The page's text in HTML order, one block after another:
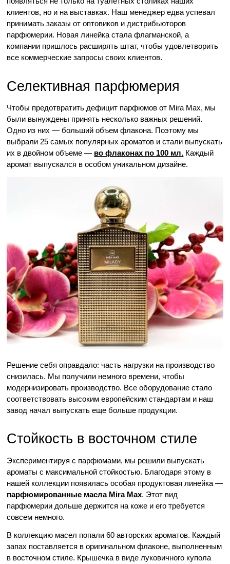
клиентов, но и на выставках. Наш менеджер едва успевал
принимать заказы от оптовиков и дистрибьюторов
парфюмерии. Новая линейка стала флагманской, а
компании пришлось расширять штат, чтобы удовлетворить
все коммерческие запросы своих клиентов.
Селективная парфюмерия
Чтобы предотвратить дефицит парфюмов от Mira Max, мы
были вынуждены принять несколько важных решений.
Одно из них — больший объем флакона. Поэтому мы
выбрали 25 самых популярных ароматов и стали выпускать
их в двойном объеме — во флаконах по 100 мл. Каждый
аромат выпускался в особом уникальном дизайне.
Решение себя оправдало: часть нагрузки на производство
снизилась. Мы получили немного времени, чтобы
модернизировать производство. Все оборудование стало
соответствовать высоким европейским стандартам и наш
завод начал выпускать еще больше продукции.
Стойкость в восточном стиле
Экспериментируя с парфюмами, мы решили выпускать
ароматы с максимальной стойкостью. Благодаря этому в
парфюмированные масла Mira Max. Этот вид
парфюмерии дольше держится на коже и его требуется
совсем немного.
В коллекцию масел попали 60 авторских ароматов. Каждый
запах поставляется в оригинальном флаконе, выполненным
в восточном стиле. Крышечка в виде луковичного купола